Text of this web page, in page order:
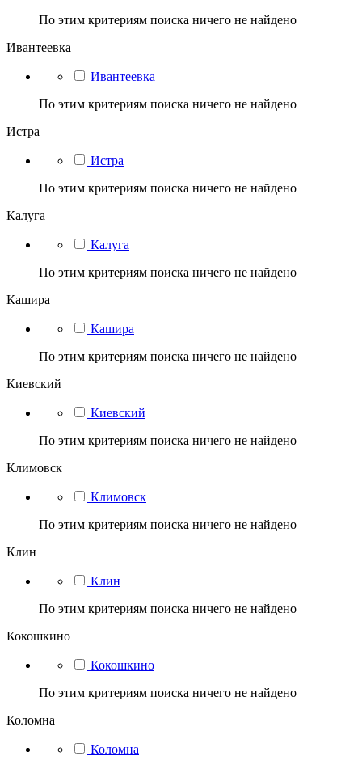
По этим критериям поиска ничего не найдено
Ивантеевка
Ивантеевка
По этим критериям поиска ничего не найдено
Истра
Истра
По этим критериям поиска ничего не найдено
Калуга
Калуга
По этим критериям поиска ничего не найдено
Кашира
Кашира
По этим критериям поиска ничего не найдено
Киевский
Киевский
По этим критериям поиска ничего не найдено
Климовск
Климовск
По этим критериям поиска ничего не найдено
Клин
Клин
По этим критериям поиска ничего не найдено
Кокошкино
Кокошкино
По этим критериям поиска ничего не найдено
Коломна
Коломна